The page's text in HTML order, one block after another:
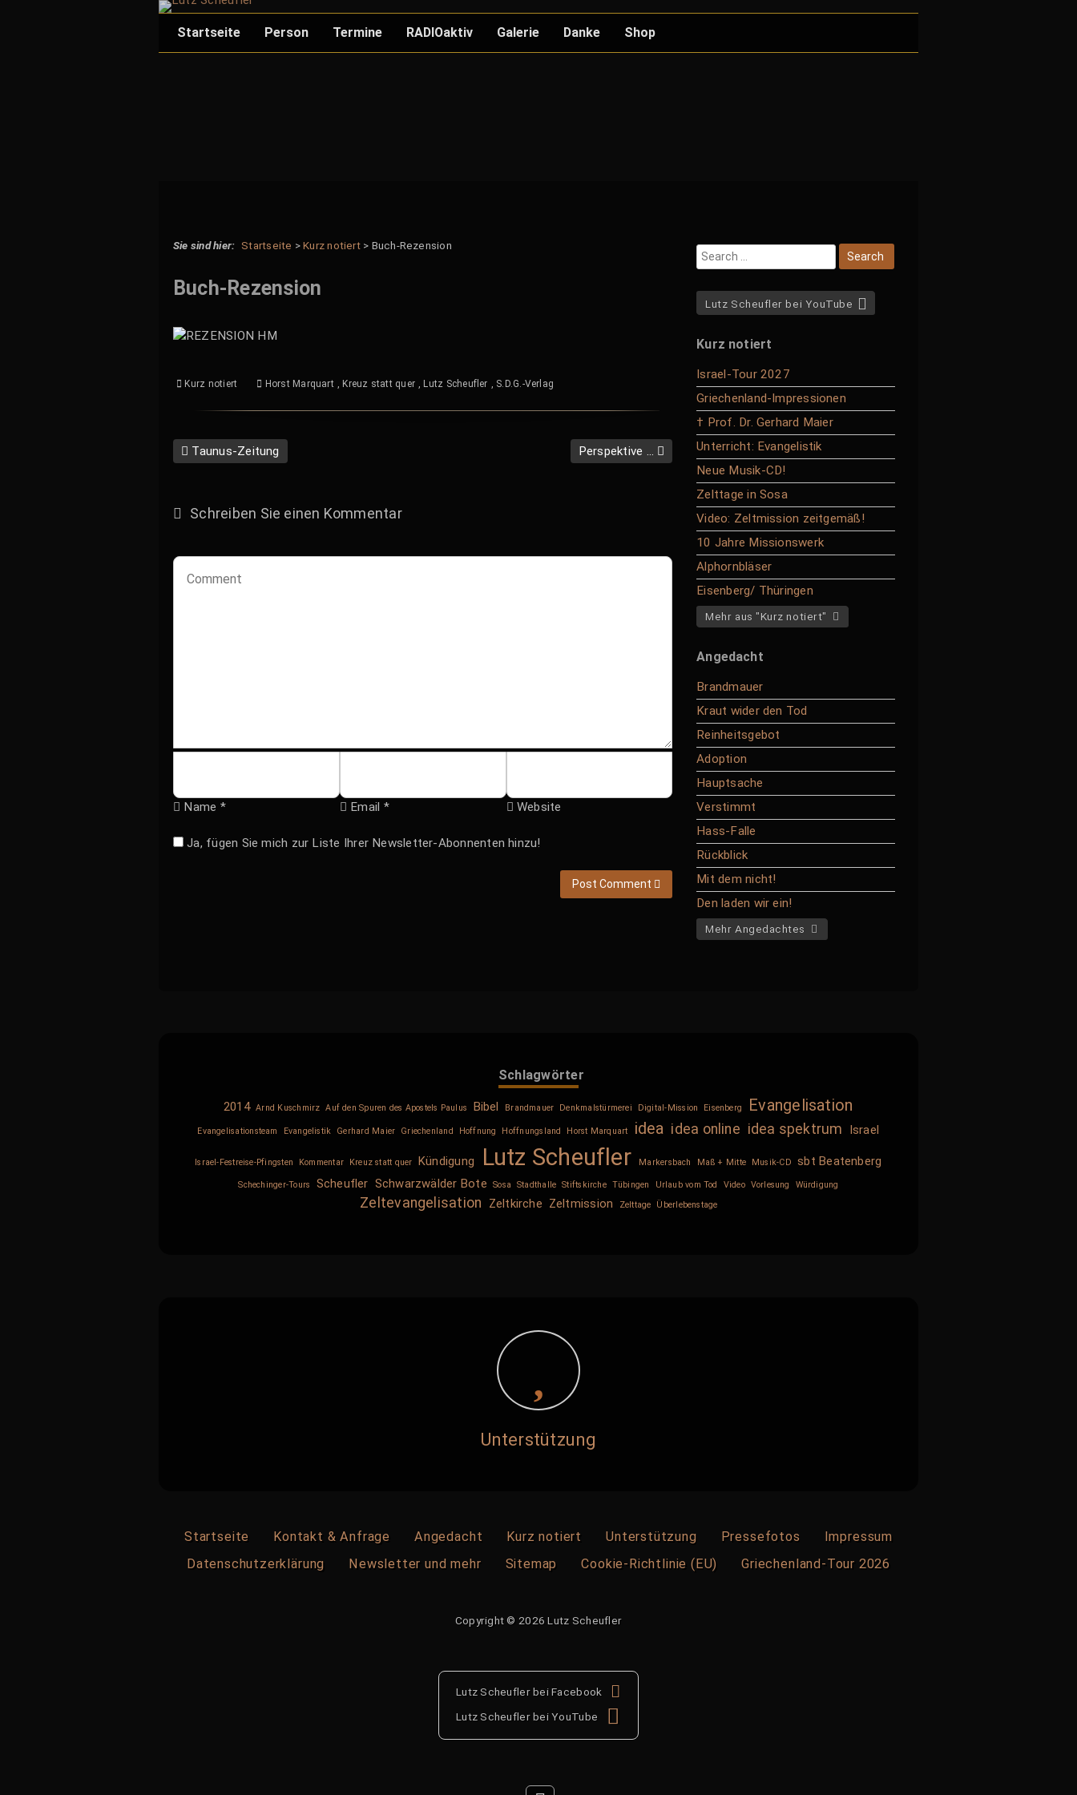
Startseite Person Termine RADIOaktiv Galerie Danke Shop
Startseite >Kurz notiert> Buch-Rezension
Buch-Rezension
Kurz notiert Horst Marquart , Kreuz statt quer , Lutz Scheufler , S.D.G.-Verlag
Taunus-Zeitung Perspektive …
Schreiben Sie einen Kommentar
Name * Email * Website
Ja, fügen Sie mich zur Liste Ihrer Newsletter-Abonnenten hinzu!
Post Comment
Lutz Scheufler bei YouTube
Kurz notiert
Israel-Tour 2027
Griechenland-Impressionen
† Prof. Dr. Gerhard Maier
Unterricht: Evangelistik
Neue Musik-CD!
Zelttage in Sosa
Video: Zeltmission zeitgemäß!
10 Jahre Missionswerk
Alphornbläser
Eisenberg/ Thüringen
Mehr aus "Kurz notiert"
Angedacht
Brandmauer
Kraut wider den Tod
Reinheitsgebot
Adoption
Hauptsache
Verstimmt
Hass-Falle
Rückblick
Mit dem nicht!
Den laden wir ein!
Mehr Angedachtes
Schlagwörter
2014 Arnd Kuschmirz Auf den Spuren des Apostels Paulus Bibel Brandmauer Denkmalstürmerei Digital-Mission Eisenberg Evangelisation
Evangelisationsteam Evangelistik Gerhard Maier Griechenland Hoffnung Hoffnungsland Horst Marquart idea idea online idea spektrum Israel
Israel-Festreise-Pfingsten Kommentar Kreuz statt quer Kündigung Lutz Scheufler Markersbach Maß + Mitte Musik-CD sbt Beatenberg
Schechinger-Tours Scheufler Schwarzwälder Bote Sosa Stadthalle Stiftskirche Tübingen Urlaub vom Tod Video Vorlesung Würdigung
Zeltevangelisation Zeltkirche Zeltmission Zelttage Überlebenstage
Unterstützung
Startseite Kontakt & Anfrage Angedacht Kurz notiert Unterstützung Pressefotos
Impressum
Datenschutzerklärung
Newsletter und mehr Sitemap Cookie-Richtlinie (EU) Griechenland-Tour 2026
Copyright © 2026 Lutz Scheufler
Lutz Scheufler bei Facebook
Lutz Scheufler bei YouTube